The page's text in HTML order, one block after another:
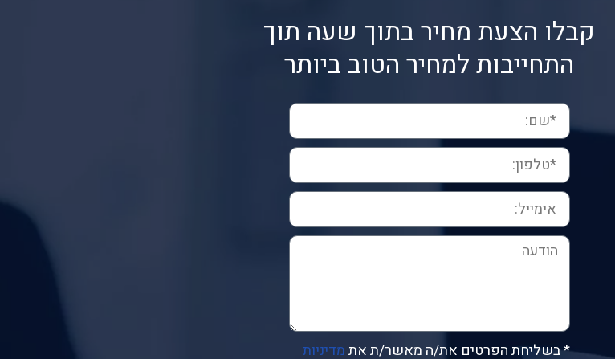
קבלו הצעת מחיר בתוך שעה תוך
התחייבות למחיר הטוב ביותר
* בשליחת הפרטים את/ה מאשר/ת אתמדיניות